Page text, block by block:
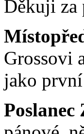
Děkuji za
Grossovi
jako